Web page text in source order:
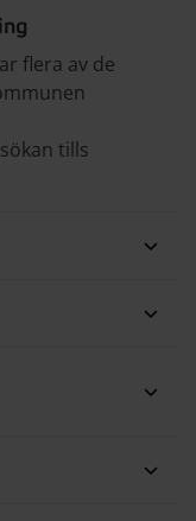
flera av de
tills